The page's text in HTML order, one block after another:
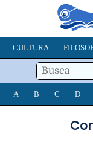
CULTURA
A B C D